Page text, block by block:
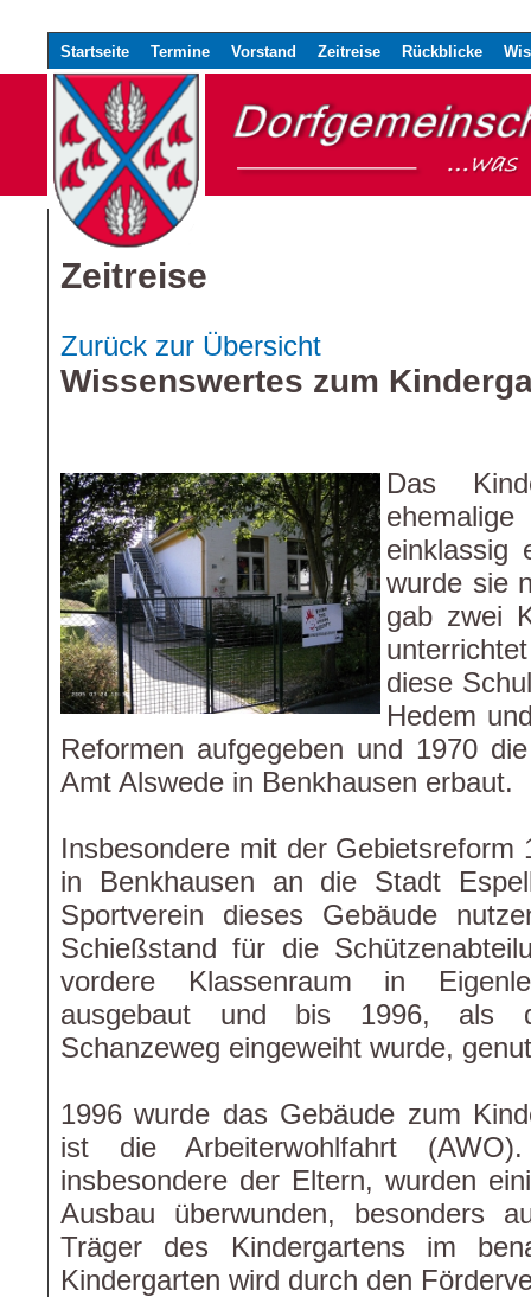
Startseite Termine Vorstand Zeitreise Rückblicke
Zeitreise
Zurück zur Übersicht
Wissenswertes zum
Das
einklassig
wurde sie
gab zwei
diese
Hedem
Reformen aufgegeben und 1970
Amt Alswede in Benkhausen erbaut.
Insbesondere mit der Gebietsreform
in Benkhausen an die Stadt
Sportverein dieses Gebäude
Schießstand für die
vordere Klassenraum in
ausgebaut und bis 1996, als
Schanzeweg eingeweiht wurde,
1996 wurde das Gebäude zum
ist die Arbeiterwohlfahrt
insbesondere der Eltern, wurden
Ausbau überwunden, besonders
Träger des Kindergartens im
Kindergarten wird durch den